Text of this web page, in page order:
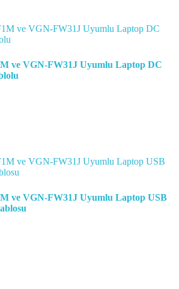
ve VGN-FW31J Uyumlu Laptop DC
ve VGN-FW31J Uyumlu Laptop USB